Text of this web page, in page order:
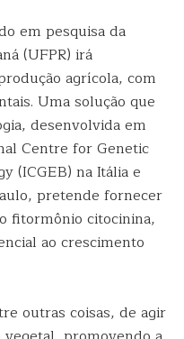
em pesquisa da
(UFPR) irá
agrícola, com
Uma solução que
desenvolvida em
Centre for Genetic
(ICGEB) na Itália e
pretende fornecer
fitormônio citocinina,
ao crescimento
outras coisas, de agir